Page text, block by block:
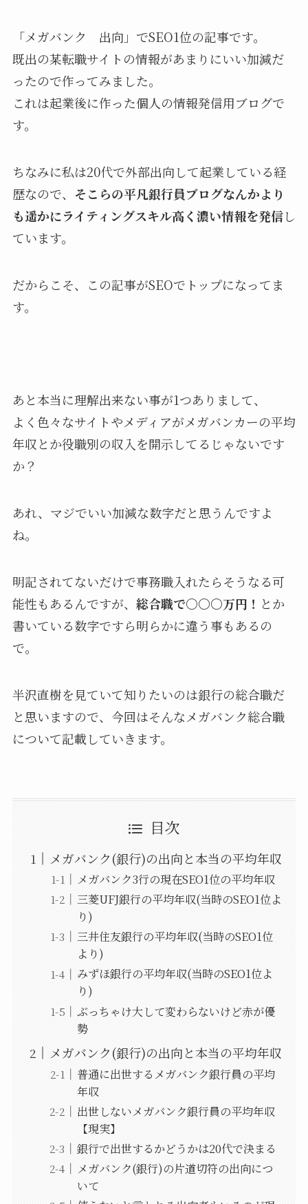
「メガバンク 出向」でSEO1位の記事です。
既出の某転職サイトの情報があまりにいい加減だ
ったので作ってみました。
これは起業後に作った個人の情報発信用ブログで
す。
ちなみに私は20代で外部出向して起業している経
歴なので、 そこらの平凡銀行員ブログなんかより
も遥かにライティングスキル高く濃い情報を発信し
ています。
だからこそ、この記事がSEOでトップになってま
す。
あと本当に理解出来ない事が1つありまして、
よく色々なサイトやメディアがメガバンカーの平均
年収とか役職別の収入を開示してるじゃないです
か？
あれ、マジでいい加減な数字だと思うんですよ
ね。
明記されてないだけで事務職入れたらそうなる可
能性もあるんですが、 総合職で〇〇〇万円！ とか
書いている数字ですら明らかに違う事もあるの
で。
半沢直樹を見ていて知りたいのは銀行の総合職だ
と思いますので、今回はそんなメガバンク総合職
について記載していきます。
目次
メガバンク(銀行)の出向と本当の平均年収
メガバンク3行の現在SEO1位の平均年収
三菱UFJ銀行の平均年収(当時のSEO1位よ
り)
三井住友銀行の平均年収(当時のSEO1位
より)
みずほ銀行の平均年収(当時のSEO1位よ
り)
ぶっちゃけ大して変わらないけど赤が優
勢
メガバンク(銀行)の出向と本当の平均年収
普通に出世するメガバンク銀行員の平均
年収
出世しないメガバンク銀行員の平均年収
【現実】
銀行で出世するかどうかは20代で決まる
メガバンク(銀行)の片道切符の出向につ
いて